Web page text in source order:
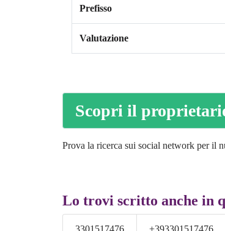
Prefisso
Valutazione
Scopri il
Prova la ricerca sui social network per il
Lo trovi scritto anche in